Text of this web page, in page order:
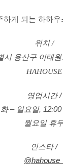
하게 되는 하하우
위치 /
시 용산구 이태
HAHOUSE
영업시간 /
화 – 일요일, 12:00
월요일 휴
인스타 /
@hahouse_